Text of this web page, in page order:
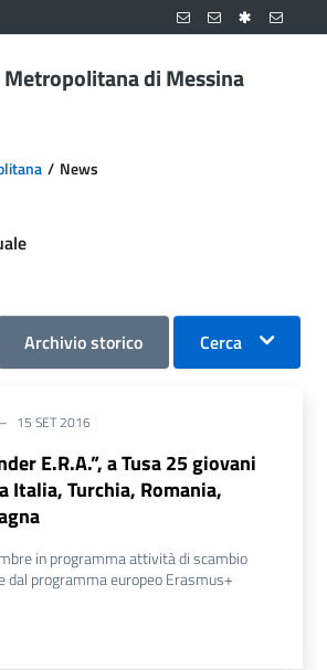
di Messina
News
Archivio storico Cerca
15 SET 2016
E.R.A.”, a Tusa 25 giovani
Italia, Turchia, Romania,
in programma attività di scambio
dal programma europeo Erasmus+